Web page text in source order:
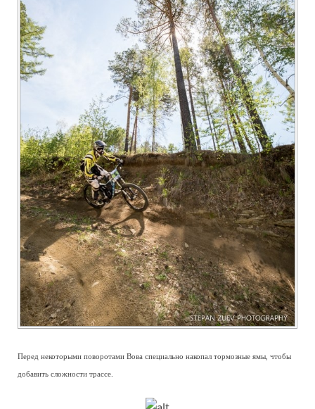
Перед некоторыми поворотами Вова специально накопал тормозные ямы, чтобы
добавить сложности трассе.